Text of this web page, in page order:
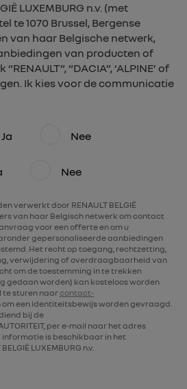
LUXEMBURG n.v. (met
te 1070 Brussel, Bergense
van haar Belgische netwerk,
van producten of
“DACIA”, ‘ALPINE’ of
Ik kies voor de communicatie
Ja Nee
Nee
verwerkt door RENAULT BELGIË
van haar Belgisch netwerk om contact
voor een offerte en om u
gepersonaliseerde aanbiedingen
Het recht op toegang, rechtzetting,
verwijdering of overdraagbaarheid van
om de toestemming in te trekken
gedaan worden) kan kosteloos worden
te sturen naar contact-
om een identiteitsbewijs worden gevraagd.
bij de
per e-mail naar het adres
informatie is beschikbaar in het
LUXEMBURG n.v.